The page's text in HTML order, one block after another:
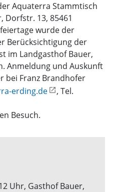
Aquaterra Stammtisch
Dorfstr. 13, 85461
wurde der
Berücksichtigung der
im Landgasthof Bauer,
Anmeldung und Auskunft
bei Franz Brandhofer
erding.de
, Tel.
Besuch.
Uhr, Gasthof Bauer,